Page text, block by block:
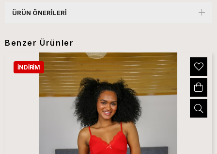
ÜRÜN ÖNERILERI
Benzer Ürünler
İNDIRIM